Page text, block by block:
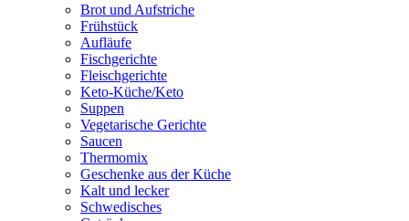
Brot und Aufstriche
Frühstück
Aufläufe
Fischgerichte
Fleischgerichte
Keto-Küche/Keto
Suppen
Vegetarische Gerichte
Saucen
Thermomix
Geschenke aus der Küche
Kalt und lecker
Schwedisches